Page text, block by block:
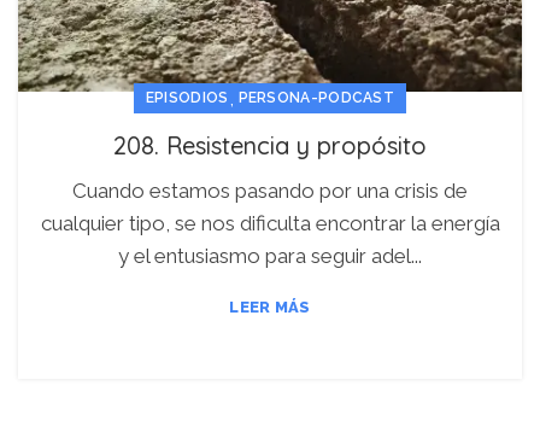
EPISODIOS , PERSONA-PODCAST
208. Resistencia y propósito
Cuando estamos pasando por una crisis de
cualquier tipo, se nos dificulta encontrar la energía
y el entusiasmo para seguir adel...
LEER MÁS